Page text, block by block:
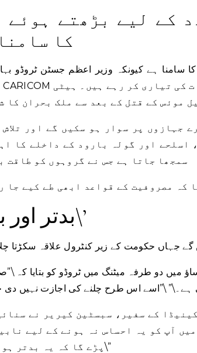
کے لیے بڑھتے ہوئے
کا
کا سامنا ہے کیونکہ وزیر اعظم جسٹن ٹروڈو
موئس کے قتل کے بعد سے ملک بحران کا
جہازوں پر سوار ہو سکیں گے اور تلاش
اسلحے اور گولہ بارود کے داخلے کا
سمجھا جاتا ہے جس نے گروہوں کو طاقت
کہ مصروفیت کے قواعد ابھی طے کیے جا
\’بدتر اور بدتر\’
جہاں حکومت کے زیر کنٹرول علاقہ سکڑتا
میں دو طرفہ میٹنگ میں ٹروڈو کو بتایا کہ
کے سفیر، سبسٹین کیریر نے
آپ کو یہ احساس نہ ہونے کے لیے
پڑے گا کہ یہ بدتر ہو گیا ہے۔\”